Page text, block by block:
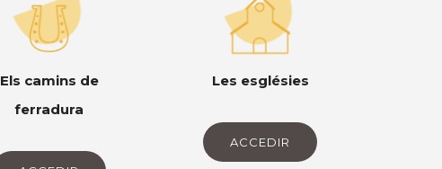
Els camins de
ferradura
Les esglésies
ACCEDIR